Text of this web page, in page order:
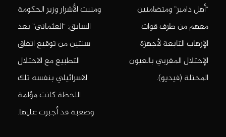
“أهل دامبر” ومتضامنين
معهم من طرف قوات
الإرهاب التابعة لأجهزة
الإحتلال المغربي بالعيون
المحتلة (فيديو).
ومنبت الأشرار وزير الحكومة
السابق: “العثماني” بعد
سنتين من توقيع اتفاق
التطبيع مع الاحتلال
الاسرائيلي بنفسه تلك
اللحظة كانت مؤلمة
وصعبة قد أجبرت عليها.